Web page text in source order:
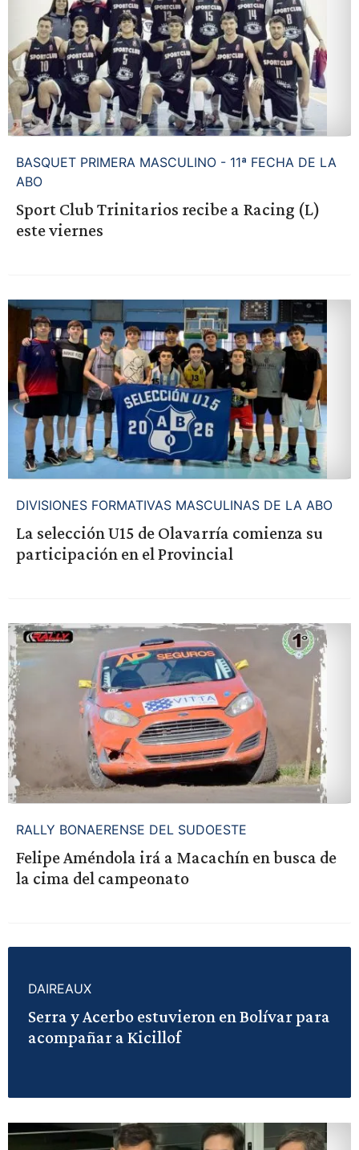
BASQUET PRIMERA MASCULINO - 11ª FECHA DE LA
ABO
Sport Club Trinitarios recibe a Racing (L)
este viernes
DIVISIONES FORMATIVAS MASCULINAS DE LA ABO
La selección U15 de Olavarría comienza su
participación en el Provincial
RALLY BONAERENSE DEL SUDOESTE
Felipe Améndola irá a Macachín en busca de
la cima del campeonato
DAIREAUX
Serra y Acerbo estuvieron en Bolívar para
acompañar a Kicillof